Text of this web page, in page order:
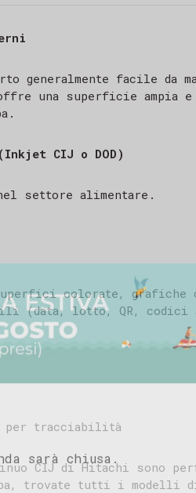
generalmente facile da
una superficie ampia e
CIJ o DOD)
settore alimentare.
colorate, grafiche
(data, lotto, QR, codici
per tracciabilità
CIJ di Hitachi sono
trovate tutti i modelli
e il nostro team ti
48 ore lavorative.
e restiamo a tua